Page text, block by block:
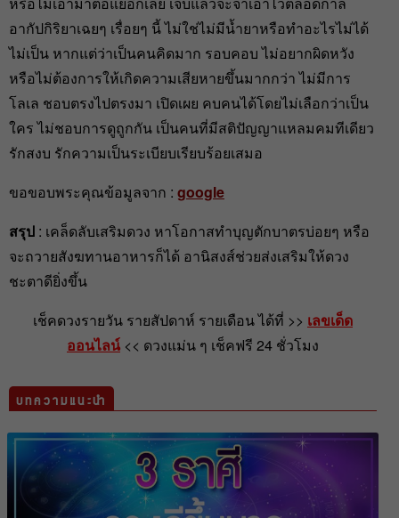
อากัปกิริยาเฉยๆ เรื่อยๆ นี้ ไม่ใช่ไม่มีน้ำยาหรือทำอะไรไม่ได้
ไม่เป็น หากแต่ว่าเป็นคนคิดมาก รอบคอบ ไม่อยากผิดหวัง
หรือไม่ต้องการให้เกิดความเสียหายขึ้นมากกว่า ไม่มีการ
โลเล ชอบตรงไปตรงมา เปิดเผย คบคนได้โดยไม่เลือกว่าเป็น
ใคร ไม่ชอบการดูถูกกัน เป็นคนที่มีสติปัญญาแหลมคมทีเดียว
รักสงบ รักความเป็นระเบียบเรียบร้อยเสมอ
ขอขอบพระคุณข้อมูลจาก : google
สรุป : เคล็ดลับเสริมดวง หาโอกาสทำบุญตักบาตรบ่อยๆ หรือ
จะถวายสังฆทานอาหารก็ได้ อานิสงส์ช่วยส่งเสริมให้ดวง
ชะตาดียิ่งขึ้น
เช็คดวงรายวัน รายสัปดาห์ รายเดือน ได้ที่ >> เลขเด็ด
ออนไลน์ << ดวงแม่น ๆ เช็คฟรี 24 ชั่วโมง
บทความแนะนำ